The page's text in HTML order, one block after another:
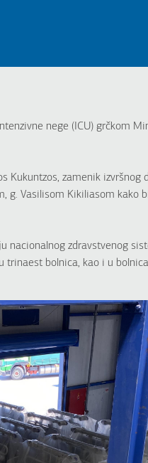
nege (ICU) grčkom
Kukuntzos, zamenik izvršnog
g. Vasilisom Kikiliasom kako
nacionalnog zdravstvenog
bolnica, kao i u